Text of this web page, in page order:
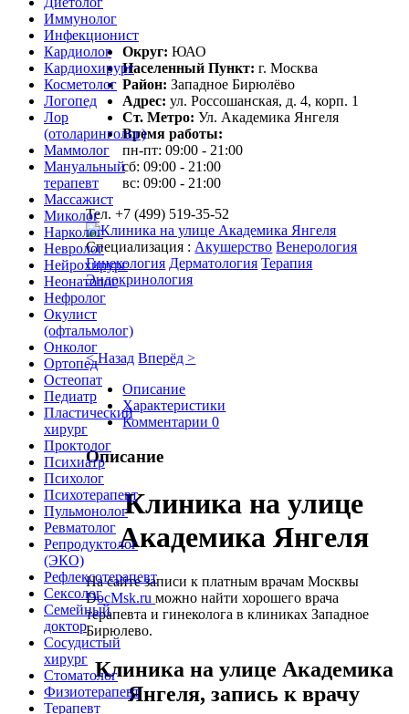
Округ:ЮАО
Населенный Пункт:г. Москва
Район:Западное Бирюлёво
Адрес:ул. Россошанская, д. 4, корп. 1
Ст. Метро:Ул. Академика Янгеля
Время работы:
пн-пт: 09:00 - 21:00
сб: 09:00 - 21:00
вс: 09:00 - 21:00
Тел. +7 (499) 519-35-52
Специализация : Акушерство Венерология
Гинекология Дерматология Терапия
Эндокринология
< Назад Вперёд >
Описание
Характеристики
Комментарии0
Описание
Клиника на улице
Академика Янгеля
На сайте записи к платным врачам Москвы
DocMsk.ruможно найти хорошего врача
терапевта и гинеколога в клиниках Западное
Бирюлево.
Клиника на улице Академика
Янгеля, запись к врачу
Иммунолог
Инфекционист
Кардиолог
Кардиохирург
Косметолог
Логопед
Лор
(отоларинголог)
Маммолог
Мануальный
терапевт
Массажист
Миколог
Нарколог
Невролог
Нейрохирург
Неонатолог
Нефролог
Окулист
(офтальмолог)
Онколог
Ортопед
Остеопат
Педиатр
Пластический
хирург
Проктолог
Психиатр
Психолог
Психотерапевт
Пульмонолог
Ревматолог
Репродуктолог
(ЭКО)
Рефлексотерапевт
Сексолог
Семейный
доктор
Сосудистый
хирург
Стоматолог
Физиотерапевт
Терапевт